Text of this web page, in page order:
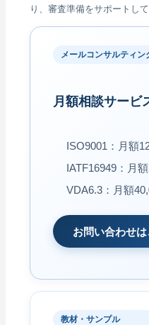
り、審査準備をサポートして
メールコンサルティン
月額相談サービ
ISO9001：月額
IATF16949：月
VDA6.3：月額
お問い合わせは
教材・サンプル